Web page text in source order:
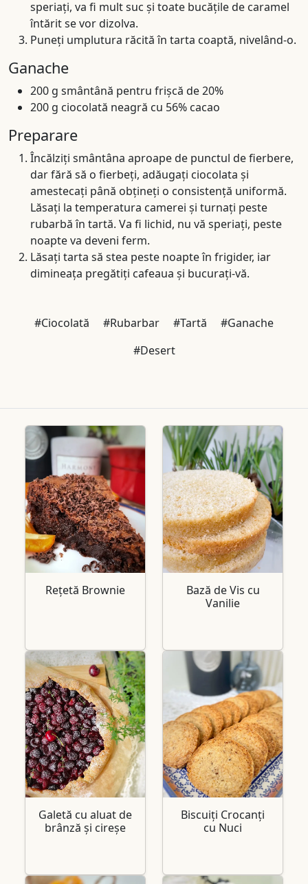
speriați, va fi mult suc și toate bucățile de caramel
întărit se vor dizolva.
Puneți umplutura răcită în tarta coaptă, nivelând-o.
Ganache
200 g smântână pentru frișcă de 20%
200 g ciocolată neagră cu 56% cacao
Preparare
Încălziți smântâna aproape de punctul de fierbere,
dar fără să o fierbeți, adăugați ciocolata și
amestecați până obțineți o consistență uniformă.
Lăsați la temperatura camerei și turnați peste
rubarbă în tartă. Va fi lichid, nu vă speriați, peste
noapte va deveni ferm.
Lăsați tarta să stea peste noapte în frigider, iar
dimineața pregătiți cafeaua și bucurați-vă.
#Ciocolată #Rubarbar #Tartă
#Ganache
#Desert
Rețetă Brownie
Bază de Vis cu
Vanilie
Galetă cu aluat de
brânză și cireșe
Biscuiți Crocanți
cu Nuci